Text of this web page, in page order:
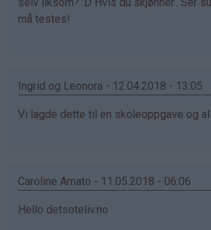
må testes!
Ingrid og Leonora - 12.04.2018 - 13:05
Vi lagde dette til en skoleoppgave og
Caroline Amato - 11.05.2018 - 06:06
Hello detsoteliv.no